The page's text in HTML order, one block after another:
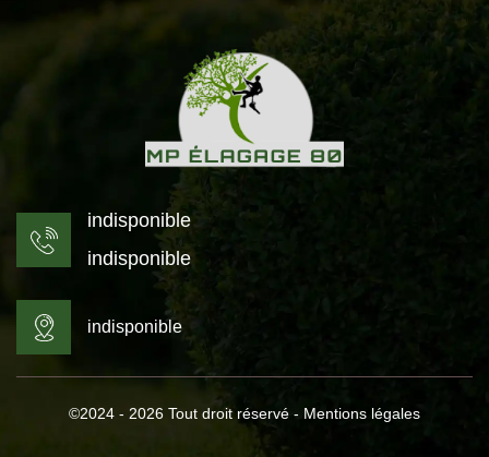
indisponible
indisponible
indisponible
©2024 - 2026 Tout droit réservé - Mentions légales